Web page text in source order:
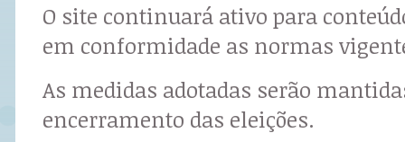
O site continuará ativo para
em conformidade as normas
As medidas adotadas serão
encerramento das eleições.